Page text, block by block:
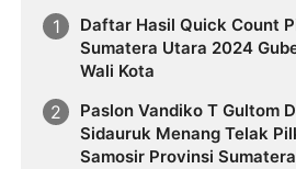
Daftar Hasil Quick Count
Sumatera Utara 2024
Wali Kota
Paslon Vandiko T Gultom
Sidauruk Menang Telak
Samosir Provinsi